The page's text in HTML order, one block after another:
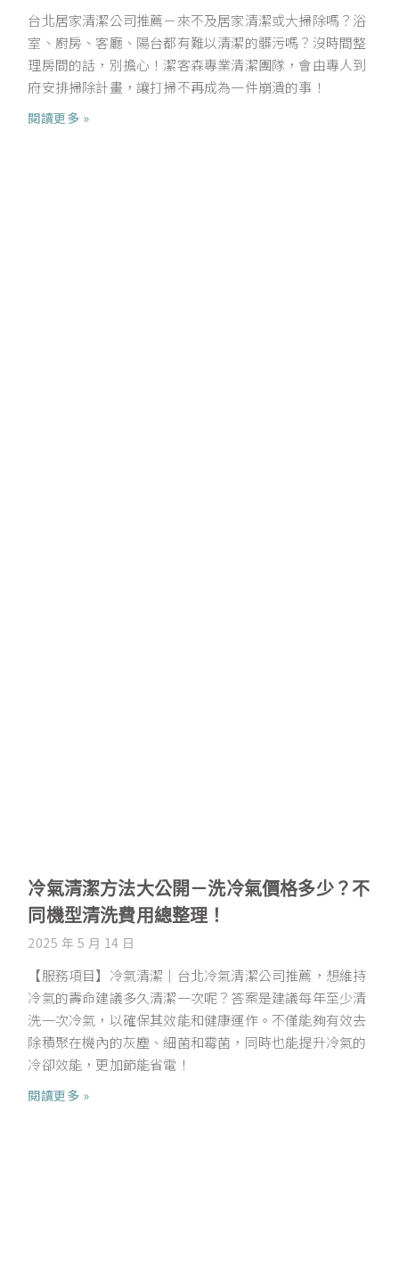
台北居家清潔公司推薦－來不及居家清潔或大掃除嗎？浴
室、廚房、客廳、陽台都有難以清潔的髒污嗎？沒時間整
理房間的話，別擔心！潔客森專業清潔團隊，會由專人到
府安排掃除計畫，讓打掃不再成為一件崩潰的事！
閱讀更多 »
冷氣清潔方法大公開－洗冷氣價格多少？不
同機型清洗費用總整理！
2025 年 5 月 14 日
【服務項目】冷氣清潔｜台北冷氣清潔公司推薦，想維持
冷氣的壽命建議多久清潔一次呢？答案是建議每年至少清
洗一次冷氣，以確保其效能和健康運作。不僅能夠有效去
除積聚在機內的灰塵、細菌和霉菌，同時也能提升冷氣的
冷卻效能，更加節能省電！
閱讀更多 »